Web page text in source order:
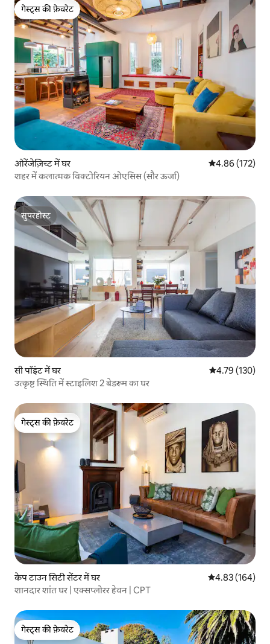
गेस्ट्स की फ़ेवरेट
गेस्ट्स की फ़ेवरेट
ओरेंजेज़िच्ट में घर औसत रेटिंग 5 में से
4.86 (172)
शहर में कलात्मक विक्टोरियन ओएसिस (सौर ऊर्जा)
सुपरहोस्ट
सुपरहोस्ट
सी पॉइंट में घर औसत रेटिंग 5 में से
4.79 (130)
उत्कृष्ट स्थिति में स्टाइलिश 2 बेडरूम का घर
गेस्ट्स की फ़ेवरेट
गेस्ट्स की फ़ेवरेट
केप टाउन सिटी सेंटर में घर औसत रेटिंग 5 में से
4.83 (164)
शानदार शांत घर | एक्सप्लोरर हेवन | CPT
गेस्ट्स की फ़ेवरेट
गेस्ट्स की फ़ेवरेट